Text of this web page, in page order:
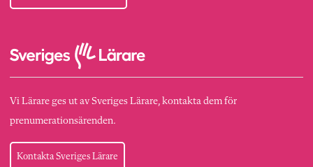
Vi Lärare ges ut av Sveriges Lärare, kontakta dem för
prenumerationsärenden.
Kontakta Sveriges Lärare